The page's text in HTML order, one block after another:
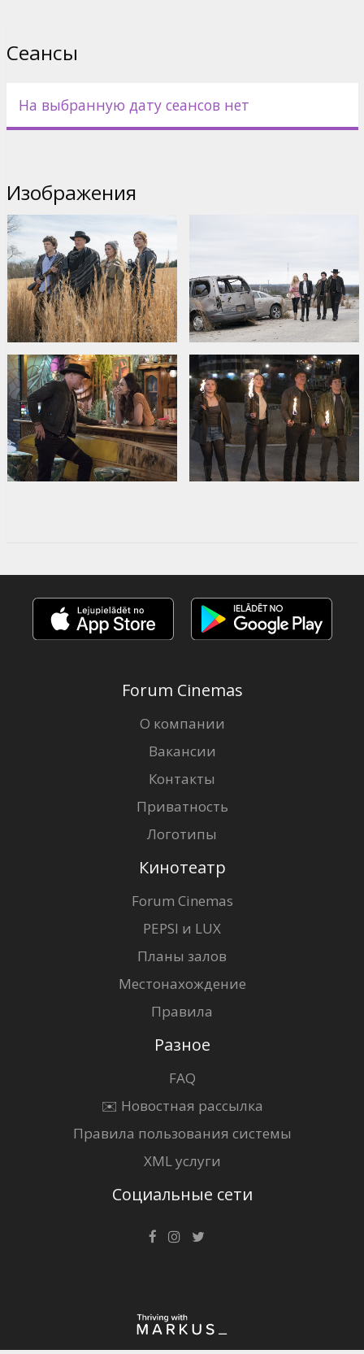
Сеансы
На выбранную дату сеансов нет
Изображения
Forum Cinemas
О компании
Вакансии
Контакты
Приватность
Логотипы
Кинотеатр
Forum Cinemas
PEPSI и LUX
Планы залов
Местонахождение
Правила
Разное
FAQ
✉️ Новостная рассылка
Правила пользования системы
XML услуги
Социальные сети